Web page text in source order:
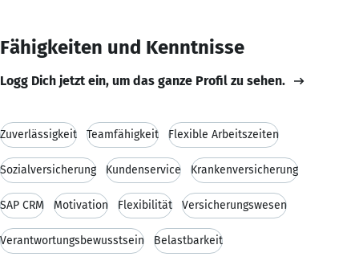
Fähigkeiten und Kenntnisse
Logg Dich jetzt ein, um das ganze Profil zu sehen.
Zuverlässigkeit Teamfähigkeit Flexible Arbeitszeiten
Sozialversicherung Kundenservice Krankenversicherung
SAP CRM Motivation Flexibilität Versicherungswesen
Verantwortungsbewusstsein Belastbarkeit